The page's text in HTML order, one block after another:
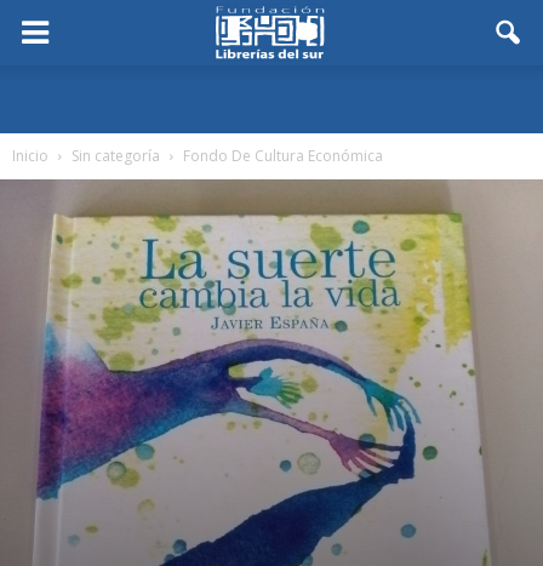
Inicio Sin categoría Fondo De Cultura Económica